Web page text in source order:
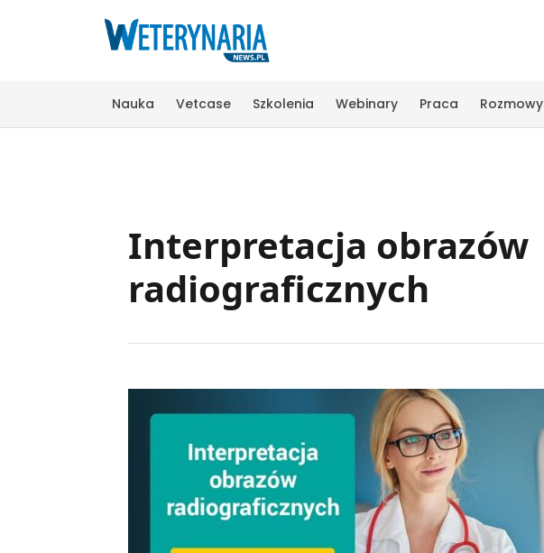
Nauka Vetcase Szkolenia Webinary Praca Rozmowy
Interpretacja obrazów
radiograficznych